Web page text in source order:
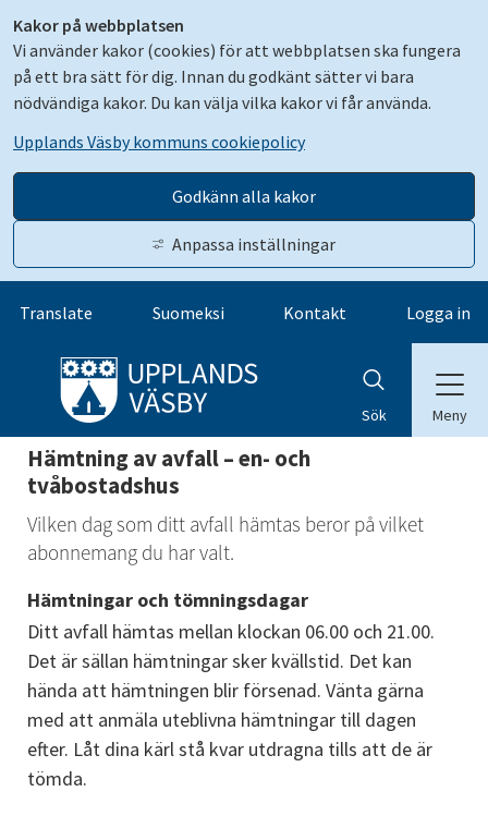
Kakor på webbplatsen
Vi använder kakor (cookies) för att webbplatsen ska fungera
på ett bra sätt för dig. Innan du godkänt sätter vi bara
nödvändiga kakor. Du kan välja vilka kakor vi får använda.
Upplands Väsby kommuns cookiepolicy
Godkänn alla kakor
Anpassa inställningar
Gå till innehåll
Translate Suomeksi Kontakt Logga in
Sök Meny
Hämtning av avfall – en- och
tvåbostadshus
Vilken dag som ditt avfall hämtas beror på vilket
abonnemang du har valt.
Hämtningar och tömningsdagar
Ditt avfall hämtas mellan klockan 06.00 och 21.00.
Det är sällan hämtningar sker kvällstid. Det kan
hända att hämtningen blir försenad. Vänta gärna
med att anmäla uteblivna hämtningar till dagen
efter. Låt dina kärl stå kvar utdragna tills att de är
tömda.